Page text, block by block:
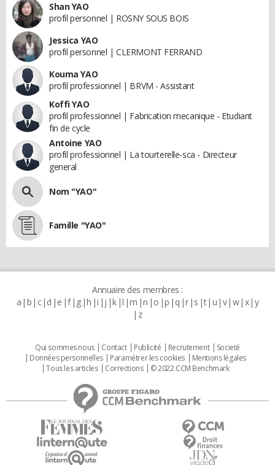
Shan YAO
profil personnel | ROSNY SOUS BOIS
Jessica YAO
profil personnel | CLERMONT FERRAND
Kouma YAO
profil professionnel | BRVM - Assistant
Koffi YAO
profil professionnel | Fabrication mecanique - Etudiant
fin de cycle
Antoine YAO
profil professionnel | La tourterelle-sca - Directeur
general
Nom "YAO"
Famille "YAO"
Annuaire des membres :
a b c d e f g h i j k l m n o p q r s t u v w x y
z
Qui sommes nous Contact Publicité Recrutement
Societé
Données personnelles
Paramétrer les cookies
Mentions légales
Tous les articles
Corrections © 2022 CCM Benchmark